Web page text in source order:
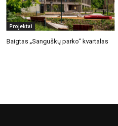
Projektai
Baigtas „Sanguškų parko“ kvartalas